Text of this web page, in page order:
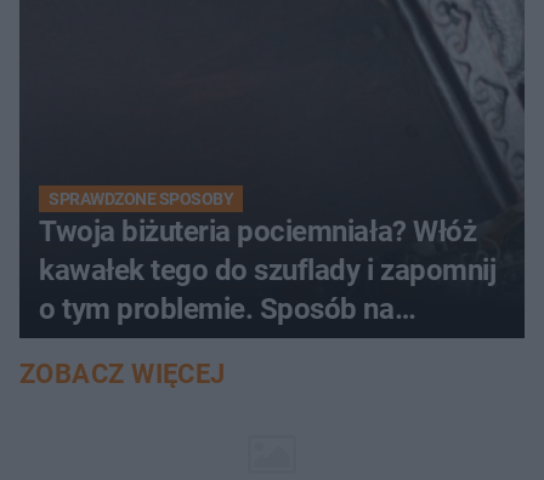
SPRAWDZONE SPOSOBY
Twoja biżuteria pociemniała? Włóż
kawałek tego do szuflady i zapomnij
o tym problemie. Sposób na
pociemniałą biżuterię
ZOBACZ WIĘCEJ